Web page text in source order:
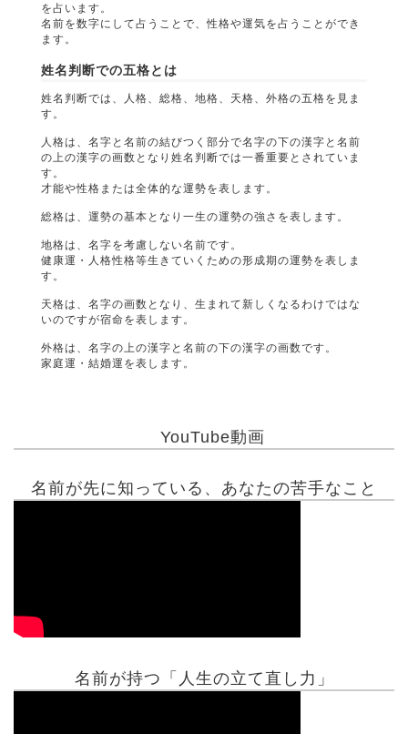
を占います。
名前を数字にして占うことで、性格や運気を占うことができ
ます。
姓名判断での五格とは
姓名判断では、人格、総格、地格、天格、外格の五格を見ま
す。
人格は、名字と名前の結びつく部分で名字の下の漢字と名前
の上の漢字の画数となり姓名判断では一番重要とされていま
す。
才能や性格または全体的な運勢を表します。
総格は、運勢の基本となり一生の運勢の強さを表します。
地格は、名字を考慮しない名前です。
健康運・人格性格等生きていくための形成期の運勢を表しま
す。
天格は、名字の画数となり、生まれて新しくなるわけではな
いのですが宿命を表します。
外格は、名字の上の漢字と名前の下の漢字の画数です。
家庭運・結婚運を表します。
YouTube動画
名前が先に知っている、あなたの苦手なこと
名前が持つ「人生の立て直し力」